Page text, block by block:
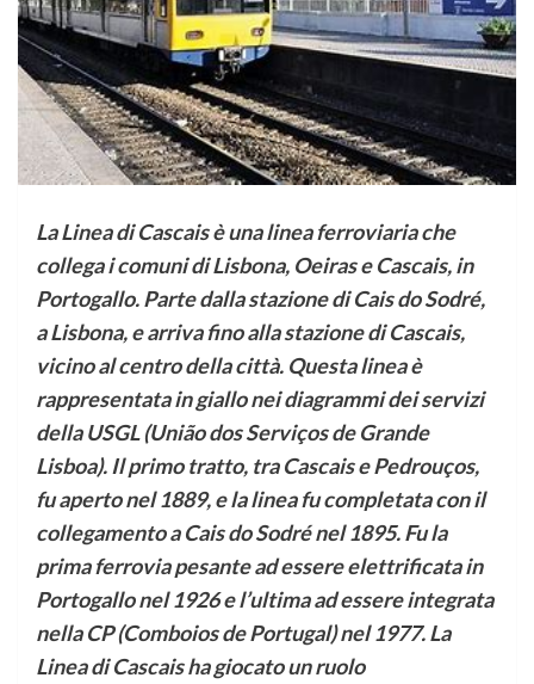
La Linea di Cascais è una linea ferroviaria che
collega i comuni di Lisbona, Oeiras e Cascais, in
Portogallo. Parte dalla stazione di Cais do Sodré,
a Lisbona, e arriva fino alla stazione di Cascais,
vicino al centro della città. Questa linea è
rappresentata in giallo nei diagrammi dei servizi
della USGL (União dos Serviços de Grande
Lisboa). Il primo tratto, tra Cascais e Pedrouços,
fu aperto nel 1889, e la linea fu completata con il
collegamento a Cais do Sodré nel 1895. Fu la
prima ferrovia pesante ad essere elettrificata in
Portogallo nel 1926 e l’ultima ad essere integrata
nella CP (Comboios de Portugal) nel 1977. La
Linea di Cascais ha giocato un ruolo